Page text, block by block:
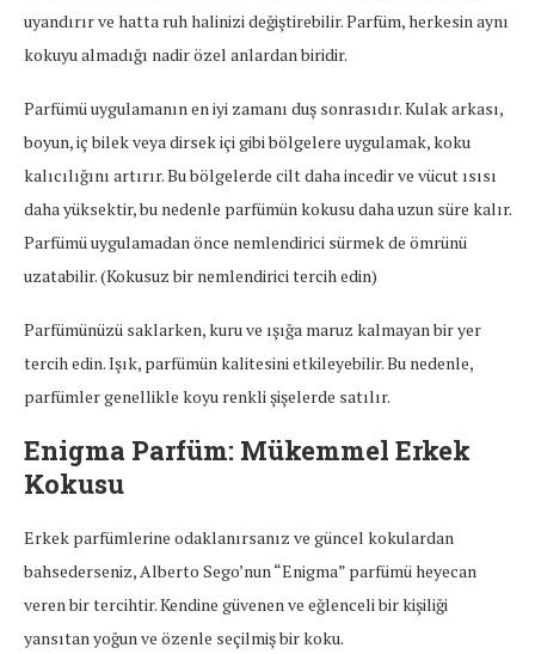
uyandırır ve hatta ruh halinizi değiştirebilir. Parfüm, herkesin aynı
kokuyu almadığı nadir özel anlardan biridir.
Parfümü uygulamanın en iyi zamanı duş sonrasıdır. Kulak arkası,
boyun, iç bilek veya dirsek içi gibi bölgelere uygulamak, koku
kalıcılığını artırır. Bu bölgelerde cilt daha incedir ve vücut ısısı
daha yüksektir, bu nedenle parfümün kokusu daha uzun süre kalır.
Parfümü uygulamadan önce nemlendirici sürmek de ömrünü
uzatabilir. (Kokusuz bir nemlendirici tercih edin)
Parfümünüzü saklarken, kuru ve ışığa maruz kalmayan bir yer
tercih edin. Işık, parfümün kalitesini etkileyebilir. Bu nedenle,
parfümler genellikle koyu renkli şişelerde satılır.
Enigma Parfüm: Mükemmel Erkek
Kokusu
Erkek parfümlerine odaklanırsanız ve güncel kokulardan
bahsederseniz, Alberto Sego’nun “Enigma” parfümü heyecan
veren bir tercihtir. Kendine güvenen ve eğlenceli bir kişiliği
yansıtan yoğun ve özenle seçilmiş bir koku.